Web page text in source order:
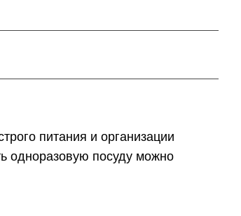
питания и организации
одноразовую посуду можно